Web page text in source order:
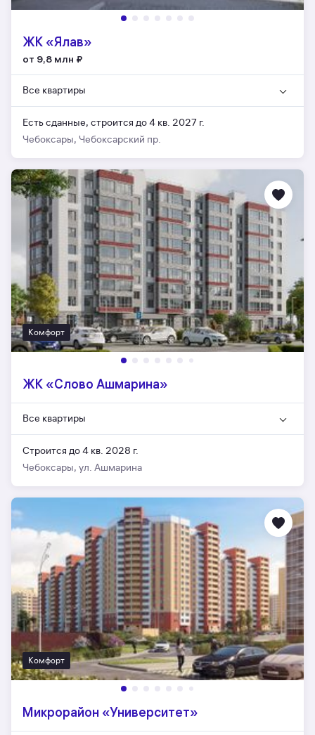
ЖК «Ялав»
от 9,8 млн ₽
Все квартиры
Есть сданные, строится до 4 кв. 2027 г.
Чебоксары, Чебоксарский пр.
Комфорт
ЖК «Слово Ашмарина»
Все квартиры
Строится до 4 кв. 2028 г.
Чебоксары, ул. Ашмарина
Комфорт
Микрорайон «Университет»